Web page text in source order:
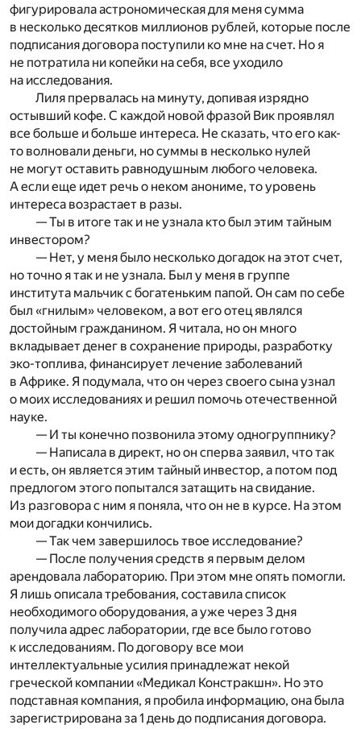
фигурировала астрономическая для меня сумма
в несколько десятков миллионов рублей, которые после
подписания договора поступили ко мне на счет. Но я
не потратила ни копейки на себя, все уходило
на исследования.
Лиля прервалась на минуту, допивая изрядно
остывший кофе. С каждой новой фразой Вик проявлял
все больше и больше интереса. Не сказать, что его как-
то волновали деньги, но суммы в несколько нулей
не могут оставить равнодушным любого человека.
А если еще идет речь о неком анониме, то уровень
интереса возрастает в разы.
— Ты в итоге так и не узнала кто был этим тайным
инвестором?
— Нет, у меня было несколько догадок на этот счет,
но точно я так и не узнала. Был у меня в группе
института мальчик с богатеньким папой. Он сам по себе
был «гнилым» человеком, а вот его отец являлся
достойным гражданином. Я читала, но он много
вкладывает денег в сохранение природы, разработку
эко-топлива, финансирует лечение заболеваний
в Африке. Я подумала, что он через своего сына узнал
о моих исследованиях и решил помочь отечественной
науке.
— И ты конечно позвонила этому одногруппнику?
— Написала в директ, но он сперва заявил, что так
и есть, он является этим тайный инвестор, а потом под
предлогом этого попытался затащить на свидание.
Из разговора с ним я поняла, что он не в курсе. На этом
мои догадки кончились.
— Так чем завершилось твое исследование?
— После получения средств я первым делом
арендовала лабораторию. При этом мне опять помогли.
Я лишь описала требования, составила список
необходимого оборудования, а уже через 3 дня
получила адрес лаборатории, где все было готово
к исследованиям. По договору все мои
интеллектуальные усилия принадлежат некой
греческой компании «Медикал Констракшн». Но это
подставная компания, я пробила информацию, она была
зарегистрирована за 1 день до подписания договора.